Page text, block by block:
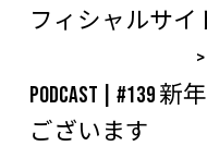
フィシャルサイ
>
PODCAST | #139
ございます